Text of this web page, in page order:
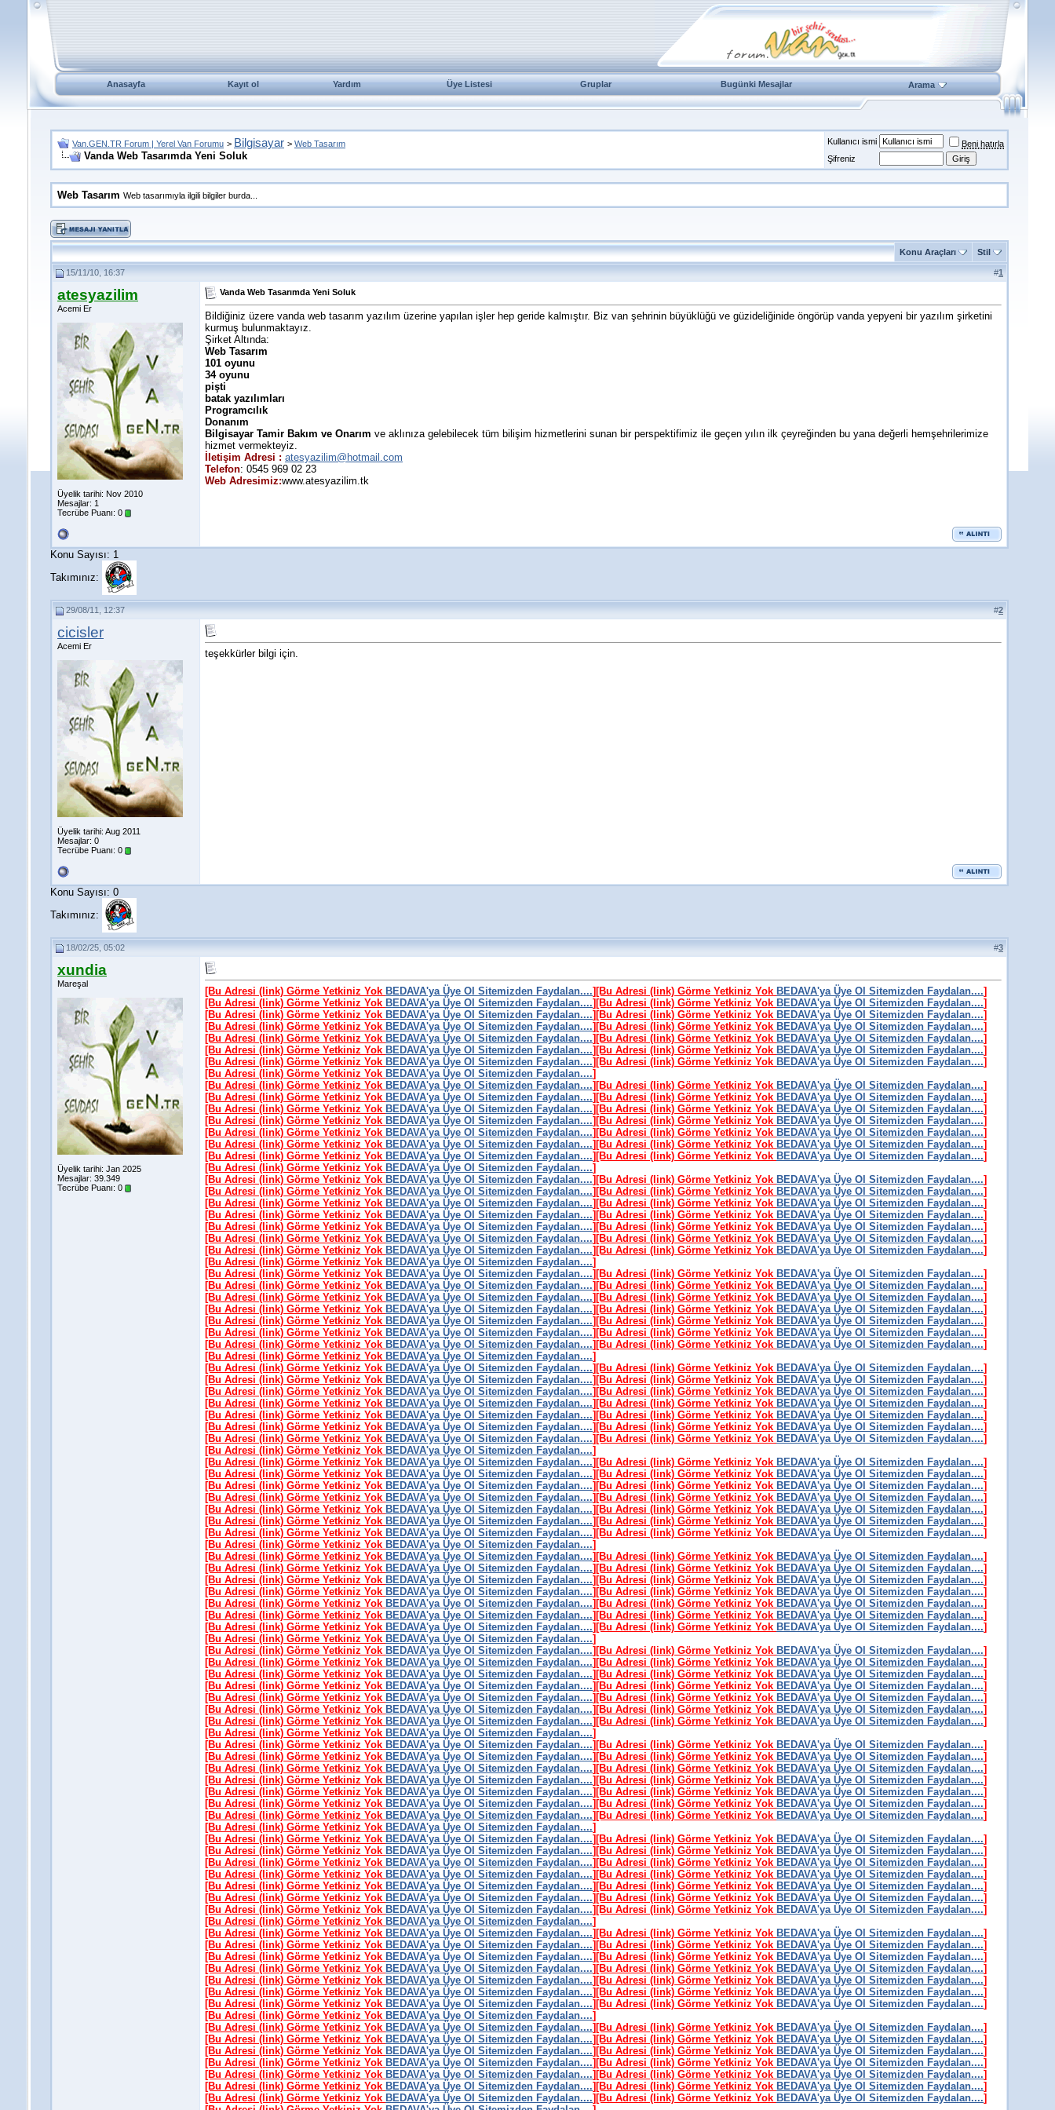
Anasayfa Kayıt ol Yardım Üye Listesi Gruplar Bugünki Mesajlar Arama
Van.GEN.TR Forum | Yerel Van Forumu > Bilgisayar > Web Tasarım
Vanda Web Tasarımda Yeni Soluk
Kullanıcı ismi
Beni hatırla
Şifreniz
Web Tasarım Web tasarımıyla ilgili bilgiler burda...
Konu Araçları Stil
15/11/10, 16:37 #1
atesyazilim
Acemi Er
Üyelik tarihi: Nov 2010
Mesajlar: 1
Tecrübe Puanı: 0
Vanda Web Tasarımda Yeni Soluk
Bildiğiniz üzere vanda web tasarım yazılım üzerine yapılan işler hep geride kalmıştır. Biz van şehrinin büyüklüğü ve güzideliğinide öngörüp vanda yepyeni bir yazılım şirketini
kurmuş bulunmaktayız.
Şirket Altında:
Web Tasarım
101 oyunu
34 oyunu
pişti
batak yazılımları
Programcılık
Donanım
Bilgisayar Tamir Bakım ve Onarım ve aklınıza gelebilecek tüm bilişim hizmetlerini sunan bir perspektifimiz ile geçen yılın ilk çeyreğinden bu yana değerli hemşehrilerimize
hizmet vermekteyiz.
İletişim Adresi : atesyazilim@hotmail.com
Telefon: 0545 969 02 23
Web Adresimiz:www.atesyazilim.tk
Konu Sayısı: 1
Takımınız:
29/08/11, 12:37 #2
cicisler
Acemi Er
Üyelik tarihi: Aug 2011
Mesajlar: 0
Tecrübe Puanı: 0
teşekkürler bilgi için.
Konu Sayısı: 0
Takımınız:
18/02/25, 05:02 #3
xundia
Mareşal
Üyelik tarihi: Jan 2025
Mesajlar: 39.349
Tecrübe Puanı: 0
[Bu Adresi (link) Görme Yetkiniz Yok BEDAVA'ya Üye Ol Sitemizden Faydalan....] [Bu Adresi (link) Görme Yetkiniz Yok BEDAVA'ya Üye Ol Sitemizden Faydalan....]
[Bu Adresi (link) Görme Yetkiniz Yok BEDAVA'ya Üye Ol Sitemizden Faydalan....] [Bu Adresi (link) Görme Yetkiniz Yok BEDAVA'ya Üye Ol Sitemizden Faydalan....]
[Bu Adresi (link) Görme Yetkiniz Yok BEDAVA'ya Üye Ol Sitemizden Faydalan....] [Bu Adresi (link) Görme Yetkiniz Yok BEDAVA'ya Üye Ol Sitemizden Faydalan....]
[Bu Adresi (link) Görme Yetkiniz Yok BEDAVA'ya Üye Ol Sitemizden Faydalan....] [Bu Adresi (link) Görme Yetkiniz Yok BEDAVA'ya Üye Ol Sitemizden Faydalan....]
[Bu Adresi (link) Görme Yetkiniz Yok BEDAVA'ya Üye Ol Sitemizden Faydalan....] [Bu Adresi (link) Görme Yetkiniz Yok BEDAVA'ya Üye Ol Sitemizden Faydalan....]
[Bu Adresi (link) Görme Yetkiniz Yok BEDAVA'ya Üye Ol Sitemizden Faydalan....] [Bu Adresi (link) Görme Yetkiniz Yok BEDAVA'ya Üye Ol Sitemizden Faydalan....]
[Bu Adresi (link) Görme Yetkiniz Yok BEDAVA'ya Üye Ol Sitemizden Faydalan....] [Bu Adresi (link) Görme Yetkiniz Yok BEDAVA'ya Üye Ol Sitemizden Faydalan....]
[Bu Adresi (link) Görme Yetkiniz Yok BEDAVA'ya Üye Ol Sitemizden Faydalan....]
[Bu Adresi (link) Görme Yetkiniz Yok BEDAVA'ya Üye Ol Sitemizden Faydalan....] [Bu Adresi (link) Görme Yetkiniz Yok BEDAVA'ya Üye Ol Sitemizden Faydalan....]
[Bu Adresi (link) Görme Yetkiniz Yok BEDAVA'ya Üye Ol Sitemizden Faydalan....] [Bu Adresi (link) Görme Yetkiniz Yok BEDAVA'ya Üye Ol Sitemizden Faydalan....]
[Bu Adresi (link) Görme Yetkiniz Yok BEDAVA'ya Üye Ol Sitemizden Faydalan....] [Bu Adresi (link) Görme Yetkiniz Yok BEDAVA'ya Üye Ol Sitemizden Faydalan....]
[Bu Adresi (link) Görme Yetkiniz Yok BEDAVA'ya Üye Ol Sitemizden Faydalan....] [Bu Adresi (link) Görme Yetkiniz Yok BEDAVA'ya Üye Ol Sitemizden Faydalan....]
[Bu Adresi (link) Görme Yetkiniz Yok BEDAVA'ya Üye Ol Sitemizden Faydalan....] [Bu Adresi (link) Görme Yetkiniz Yok BEDAVA'ya Üye Ol Sitemizden Faydalan....]
[Bu Adresi (link) Görme Yetkiniz Yok BEDAVA'ya Üye Ol Sitemizden Faydalan....] [Bu Adresi (link) Görme Yetkiniz Yok BEDAVA'ya Üye Ol Sitemizden Faydalan....]
[Bu Adresi (link) Görme Yetkiniz Yok BEDAVA'ya Üye Ol Sitemizden Faydalan....] [Bu Adresi (link) Görme Yetkiniz Yok BEDAVA'ya Üye Ol Sitemizden Faydalan....]
[Bu Adresi (link) Görme Yetkiniz Yok BEDAVA'ya Üye Ol Sitemizden Faydalan....]
[Bu Adresi (link) Görme Yetkiniz Yok BEDAVA'ya Üye Ol Sitemizden Faydalan....] [Bu Adresi (link) Görme Yetkiniz Yok BEDAVA'ya Üye Ol Sitemizden Faydalan....]
[Bu Adresi (link) Görme Yetkiniz Yok BEDAVA'ya Üye Ol Sitemizden Faydalan....] [Bu Adresi (link) Görme Yetkiniz Yok BEDAVA'ya Üye Ol Sitemizden Faydalan....]
[Bu Adresi (link) Görme Yetkiniz Yok BEDAVA'ya Üye Ol Sitemizden Faydalan....] [Bu Adresi (link) Görme Yetkiniz Yok BEDAVA'ya Üye Ol Sitemizden Faydalan....]
[Bu Adresi (link) Görme Yetkiniz Yok BEDAVA'ya Üye Ol Sitemizden Faydalan....] [Bu Adresi (link) Görme Yetkiniz Yok BEDAVA'ya Üye Ol Sitemizden Faydalan....]
[Bu Adresi (link) Görme Yetkiniz Yok BEDAVA'ya Üye Ol Sitemizden Faydalan....] [Bu Adresi (link) Görme Yetkiniz Yok BEDAVA'ya Üye Ol Sitemizden Faydalan....]
[Bu Adresi (link) Görme Yetkiniz Yok BEDAVA'ya Üye Ol Sitemizden Faydalan....] [Bu Adresi (link) Görme Yetkiniz Yok BEDAVA'ya Üye Ol Sitemizden Faydalan....]
[Bu Adresi (link) Görme Yetkiniz Yok BEDAVA'ya Üye Ol Sitemizden Faydalan....] [Bu Adresi (link) Görme Yetkiniz Yok BEDAVA'ya Üye Ol Sitemizden Faydalan....]
[Bu Adresi (link) Görme Yetkiniz Yok BEDAVA'ya Üye Ol Sitemizden Faydalan....]
[Bu Adresi (link) Görme Yetkiniz Yok BEDAVA'ya Üye Ol Sitemizden Faydalan....] [Bu Adresi (link) Görme Yetkiniz Yok BEDAVA'ya Üye Ol Sitemizden Faydalan....]
[Bu Adresi (link) Görme Yetkiniz Yok BEDAVA'ya Üye Ol Sitemizden Faydalan....] [Bu Adresi (link) Görme Yetkiniz Yok BEDAVA'ya Üye Ol Sitemizden Faydalan....]
[Bu Adresi (link) Görme Yetkiniz Yok BEDAVA'ya Üye Ol Sitemizden Faydalan....] [Bu Adresi (link) Görme Yetkiniz Yok BEDAVA'ya Üye Ol Sitemizden Faydalan....]
[Bu Adresi (link) Görme Yetkiniz Yok BEDAVA'ya Üye Ol Sitemizden Faydalan....] [Bu Adresi (link) Görme Yetkiniz Yok BEDAVA'ya Üye Ol Sitemizden Faydalan....]
[Bu Adresi (link) Görme Yetkiniz Yok BEDAVA'ya Üye Ol Sitemizden Faydalan....] [Bu Adresi (link) Görme Yetkiniz Yok BEDAVA'ya Üye Ol Sitemizden Faydalan....]
[Bu Adresi (link) Görme Yetkiniz Yok BEDAVA'ya Üye Ol Sitemizden Faydalan....] [Bu Adresi (link) Görme Yetkiniz Yok BEDAVA'ya Üye Ol Sitemizden Faydalan....]
[Bu Adresi (link) Görme Yetkiniz Yok BEDAVA'ya Üye Ol Sitemizden Faydalan....] [Bu Adresi (link) Görme Yetkiniz Yok BEDAVA'ya Üye Ol Sitemizden Faydalan....]
[Bu Adresi (link) Görme Yetkiniz Yok BEDAVA'ya Üye Ol Sitemizden Faydalan....]
[Bu Adresi (link) Görme Yetkiniz Yok BEDAVA'ya Üye Ol Sitemizden Faydalan....] [Bu Adresi (link) Görme Yetkiniz Yok BEDAVA'ya Üye Ol Sitemizden Faydalan....]
[Bu Adresi (link) Görme Yetkiniz Yok BEDAVA'ya Üye Ol Sitemizden Faydalan....] [Bu Adresi (link) Görme Yetkiniz Yok BEDAVA'ya Üye Ol Sitemizden Faydalan....]
[Bu Adresi (link) Görme Yetkiniz Yok BEDAVA'ya Üye Ol Sitemizden Faydalan....] [Bu Adresi (link) Görme Yetkiniz Yok BEDAVA'ya Üye Ol Sitemizden Faydalan....]
[Bu Adresi (link) Görme Yetkiniz Yok BEDAVA'ya Üye Ol Sitemizden Faydalan....] [Bu Adresi (link) Görme Yetkiniz Yok BEDAVA'ya Üye Ol Sitemizden Faydalan....]
[Bu Adresi (link) Görme Yetkiniz Yok BEDAVA'ya Üye Ol Sitemizden Faydalan....] [Bu Adresi (link) Görme Yetkiniz Yok BEDAVA'ya Üye Ol Sitemizden Faydalan....]
[Bu Adresi (link) Görme Yetkiniz Yok BEDAVA'ya Üye Ol Sitemizden Faydalan....] [Bu Adresi (link) Görme Yetkiniz Yok BEDAVA'ya Üye Ol Sitemizden Faydalan....]
[Bu Adresi (link) Görme Yetkiniz Yok BEDAVA'ya Üye Ol Sitemizden Faydalan....] [Bu Adresi (link) Görme Yetkiniz Yok BEDAVA'ya Üye Ol Sitemizden Faydalan....]
[Bu Adresi (link) Görme Yetkiniz Yok BEDAVA'ya Üye Ol Sitemizden Faydalan....]
[Bu Adresi (link) Görme Yetkiniz Yok BEDAVA'ya Üye Ol Sitemizden Faydalan....] [Bu Adresi (link) Görme Yetkiniz Yok BEDAVA'ya Üye Ol Sitemizden Faydalan....]
[Bu Adresi (link) Görme Yetkiniz Yok BEDAVA'ya Üye Ol Sitemizden Faydalan....] [Bu Adresi (link) Görme Yetkiniz Yok BEDAVA'ya Üye Ol Sitemizden Faydalan....]
[Bu Adresi (link) Görme Yetkiniz Yok BEDAVA'ya Üye Ol Sitemizden Faydalan....] [Bu Adresi (link) Görme Yetkiniz Yok BEDAVA'ya Üye Ol Sitemizden Faydalan....]
[Bu Adresi (link) Görme Yetkiniz Yok BEDAVA'ya Üye Ol Sitemizden Faydalan....] [Bu Adresi (link) Görme Yetkiniz Yok BEDAVA'ya Üye Ol Sitemizden Faydalan....]
[Bu Adresi (link) Görme Yetkiniz Yok BEDAVA'ya Üye Ol Sitemizden Faydalan....] [Bu Adresi (link) Görme Yetkiniz Yok BEDAVA'ya Üye Ol Sitemizden Faydalan....]
[Bu Adresi (link) Görme Yetkiniz Yok BEDAVA'ya Üye Ol Sitemizden Faydalan....] [Bu Adresi (link) Görme Yetkiniz Yok BEDAVA'ya Üye Ol Sitemizden Faydalan....]
[Bu Adresi (link) Görme Yetkiniz Yok BEDAVA'ya Üye Ol Sitemizden Faydalan....] [Bu Adresi (link) Görme Yetkiniz Yok BEDAVA'ya Üye Ol Sitemizden Faydalan....]
[Bu Adresi (link) Görme Yetkiniz Yok BEDAVA'ya Üye Ol Sitemizden Faydalan....]
[Bu Adresi (link) Görme Yetkiniz Yok BEDAVA'ya Üye Ol Sitemizden Faydalan....] [Bu Adresi (link) Görme Yetkiniz Yok BEDAVA'ya Üye Ol Sitemizden Faydalan....]
[Bu Adresi (link) Görme Yetkiniz Yok BEDAVA'ya Üye Ol Sitemizden Faydalan....] [Bu Adresi (link) Görme Yetkiniz Yok BEDAVA'ya Üye Ol Sitemizden Faydalan....]
[Bu Adresi (link) Görme Yetkiniz Yok BEDAVA'ya Üye Ol Sitemizden Faydalan....] [Bu Adresi (link) Görme Yetkiniz Yok BEDAVA'ya Üye Ol Sitemizden Faydalan....]
[Bu Adresi (link) Görme Yetkiniz Yok BEDAVA'ya Üye Ol Sitemizden Faydalan....] [Bu Adresi (link) Görme Yetkiniz Yok BEDAVA'ya Üye Ol Sitemizden Faydalan....]
[Bu Adresi (link) Görme Yetkiniz Yok BEDAVA'ya Üye Ol Sitemizden Faydalan....] [Bu Adresi (link) Görme Yetkiniz Yok BEDAVA'ya Üye Ol Sitemizden Faydalan....]
[Bu Adresi (link) Görme Yetkiniz Yok BEDAVA'ya Üye Ol Sitemizden Faydalan....] [Bu Adresi (link) Görme Yetkiniz Yok BEDAVA'ya Üye Ol Sitemizden Faydalan....]
[Bu Adresi (link) Görme Yetkiniz Yok BEDAVA'ya Üye Ol Sitemizden Faydalan....] [Bu Adresi (link) Görme Yetkiniz Yok BEDAVA'ya Üye Ol Sitemizden Faydalan....]
[Bu Adresi (link) Görme Yetkiniz Yok BEDAVA'ya Üye Ol Sitemizden Faydalan....]
[Bu Adresi (link) Görme Yetkiniz Yok BEDAVA'ya Üye Ol Sitemizden Faydalan....] [Bu Adresi (link) Görme Yetkiniz Yok BEDAVA'ya Üye Ol Sitemizden Faydalan....]
[Bu Adresi (link) Görme Yetkiniz Yok BEDAVA'ya Üye Ol Sitemizden Faydalan....] [Bu Adresi (link) Görme Yetkiniz Yok BEDAVA'ya Üye Ol Sitemizden Faydalan....]
[Bu Adresi (link) Görme Yetkiniz Yok BEDAVA'ya Üye Ol Sitemizden Faydalan....] [Bu Adresi (link) Görme Yetkiniz Yok BEDAVA'ya Üye Ol Sitemizden Faydalan....]
[Bu Adresi (link) Görme Yetkiniz Yok BEDAVA'ya Üye Ol Sitemizden Faydalan....] [Bu Adresi (link) Görme Yetkiniz Yok BEDAVA'ya Üye Ol Sitemizden Faydalan....]
[Bu Adresi (link) Görme Yetkiniz Yok BEDAVA'ya Üye Ol Sitemizden Faydalan....] [Bu Adresi (link) Görme Yetkiniz Yok BEDAVA'ya Üye Ol Sitemizden Faydalan....]
[Bu Adresi (link) Görme Yetkiniz Yok BEDAVA'ya Üye Ol Sitemizden Faydalan....] [Bu Adresi (link) Görme Yetkiniz Yok BEDAVA'ya Üye Ol Sitemizden Faydalan....]
[Bu Adresi (link) Görme Yetkiniz Yok BEDAVA'ya Üye Ol Sitemizden Faydalan....] [Bu Adresi (link) Görme Yetkiniz Yok BEDAVA'ya Üye Ol Sitemizden Faydalan....]
[Bu Adresi (link) Görme Yetkiniz Yok BEDAVA'ya Üye Ol Sitemizden Faydalan....]
[Bu Adresi (link) Görme Yetkiniz Yok BEDAVA'ya Üye Ol Sitemizden Faydalan....] [Bu Adresi (link) Görme Yetkiniz Yok BEDAVA'ya Üye Ol Sitemizden Faydalan....]
[Bu Adresi (link) Görme Yetkiniz Yok BEDAVA'ya Üye Ol Sitemizden Faydalan....] [Bu Adresi (link) Görme Yetkiniz Yok BEDAVA'ya Üye Ol Sitemizden Faydalan....]
[Bu Adresi (link) Görme Yetkiniz Yok BEDAVA'ya Üye Ol Sitemizden Faydalan....] [Bu Adresi (link) Görme Yetkiniz Yok BEDAVA'ya Üye Ol Sitemizden Faydalan....]
[Bu Adresi (link) Görme Yetkiniz Yok BEDAVA'ya Üye Ol Sitemizden Faydalan....] [Bu Adresi (link) Görme Yetkiniz Yok BEDAVA'ya Üye Ol Sitemizden Faydalan....]
[Bu Adresi (link) Görme Yetkiniz Yok BEDAVA'ya Üye Ol Sitemizden Faydalan....] [Bu Adresi (link) Görme Yetkiniz Yok BEDAVA'ya Üye Ol Sitemizden Faydalan....]
[Bu Adresi (link) Görme Yetkiniz Yok BEDAVA'ya Üye Ol Sitemizden Faydalan....] [Bu Adresi (link) Görme Yetkiniz Yok BEDAVA'ya Üye Ol Sitemizden Faydalan....]
[Bu Adresi (link) Görme Yetkiniz Yok BEDAVA'ya Üye Ol Sitemizden Faydalan....] [Bu Adresi (link) Görme Yetkiniz Yok BEDAVA'ya Üye Ol Sitemizden Faydalan....]
[Bu Adresi (link) Görme Yetkiniz Yok BEDAVA'ya Üye Ol Sitemizden Faydalan....]
[Bu Adresi (link) Görme Yetkiniz Yok BEDAVA'ya Üye Ol Sitemizden Faydalan....] [Bu Adresi (link) Görme Yetkiniz Yok BEDAVA'ya Üye Ol Sitemizden Faydalan....]
[Bu Adresi (link) Görme Yetkiniz Yok BEDAVA'ya Üye Ol Sitemizden Faydalan....] [Bu Adresi (link) Görme Yetkiniz Yok BEDAVA'ya Üye Ol Sitemizden Faydalan....]
[Bu Adresi (link) Görme Yetkiniz Yok BEDAVA'ya Üye Ol Sitemizden Faydalan....] [Bu Adresi (link) Görme Yetkiniz Yok BEDAVA'ya Üye Ol Sitemizden Faydalan....]
[Bu Adresi (link) Görme Yetkiniz Yok BEDAVA'ya Üye Ol Sitemizden Faydalan....] [Bu Adresi (link) Görme Yetkiniz Yok BEDAVA'ya Üye Ol Sitemizden Faydalan....]
[Bu Adresi (link) Görme Yetkiniz Yok BEDAVA'ya Üye Ol Sitemizden Faydalan....] [Bu Adresi (link) Görme Yetkiniz Yok BEDAVA'ya Üye Ol Sitemizden Faydalan....]
[Bu Adresi (link) Görme Yetkiniz Yok BEDAVA'ya Üye Ol Sitemizden Faydalan....] [Bu Adresi (link) Görme Yetkiniz Yok BEDAVA'ya Üye Ol Sitemizden Faydalan....]
[Bu Adresi (link) Görme Yetkiniz Yok BEDAVA'ya Üye Ol Sitemizden Faydalan....] [Bu Adresi (link) Görme Yetkiniz Yok BEDAVA'ya Üye Ol Sitemizden Faydalan....]
[Bu Adresi (link) Görme Yetkiniz Yok BEDAVA'ya Üye Ol Sitemizden Faydalan....]
[Bu Adresi (link) Görme Yetkiniz Yok BEDAVA'ya Üye Ol Sitemizden Faydalan....] [Bu Adresi (link) Görme Yetkiniz Yok BEDAVA'ya Üye Ol Sitemizden Faydalan....]
[Bu Adresi (link) Görme Yetkiniz Yok BEDAVA'ya Üye Ol Sitemizden Faydalan....] [Bu Adresi (link) Görme Yetkiniz Yok BEDAVA'ya Üye Ol Sitemizden Faydalan....]
[Bu Adresi (link) Görme Yetkiniz Yok BEDAVA'ya Üye Ol Sitemizden Faydalan....] [Bu Adresi (link) Görme Yetkiniz Yok BEDAVA'ya Üye Ol Sitemizden Faydalan....]
[Bu Adresi (link) Görme Yetkiniz Yok BEDAVA'ya Üye Ol Sitemizden Faydalan....] [Bu Adresi (link) Görme Yetkiniz Yok BEDAVA'ya Üye Ol Sitemizden Faydalan....]
[Bu Adresi (link) Görme Yetkiniz Yok BEDAVA'ya Üye Ol Sitemizden Faydalan....] [Bu Adresi (link) Görme Yetkiniz Yok BEDAVA'ya Üye Ol Sitemizden Faydalan....]
[Bu Adresi (link) Görme Yetkiniz Yok BEDAVA'ya Üye Ol Sitemizden Faydalan....] [Bu Adresi (link) Görme Yetkiniz Yok BEDAVA'ya Üye Ol Sitemizden Faydalan....]
[Bu Adresi (link) Görme Yetkiniz Yok BEDAVA'ya Üye Ol Sitemizden Faydalan....] [Bu Adresi (link) Görme Yetkiniz Yok BEDAVA'ya Üye Ol Sitemizden Faydalan....]
[Bu Adresi (link) Görme Yetkiniz Yok BEDAVA'ya Üye Ol Sitemizden Faydalan....]
[Bu Adresi (link) Görme Yetkiniz Yok BEDAVA'ya Üye Ol Sitemizden Faydalan....] [Bu Adresi (link) Görme Yetkiniz Yok BEDAVA'ya Üye Ol Sitemizden Faydalan....]
[Bu Adresi (link) Görme Yetkiniz Yok BEDAVA'ya Üye Ol Sitemizden Faydalan....] [Bu Adresi (link) Görme Yetkiniz Yok BEDAVA'ya Üye Ol Sitemizden Faydalan....]
[Bu Adresi (link) Görme Yetkiniz Yok BEDAVA'ya Üye Ol Sitemizden Faydalan....] [Bu Adresi (link) Görme Yetkiniz Yok BEDAVA'ya Üye Ol Sitemizden Faydalan....]
[Bu Adresi (link) Görme Yetkiniz Yok BEDAVA'ya Üye Ol Sitemizden Faydalan....] [Bu Adresi (link) Görme Yetkiniz Yok BEDAVA'ya Üye Ol Sitemizden Faydalan....]
[Bu Adresi (link) Görme Yetkiniz Yok BEDAVA'ya Üye Ol Sitemizden Faydalan....] [Bu Adresi (link) Görme Yetkiniz Yok BEDAVA'ya Üye Ol Sitemizden Faydalan....]
[Bu Adresi (link) Görme Yetkiniz Yok BEDAVA'ya Üye Ol Sitemizden Faydalan....] [Bu Adresi (link) Görme Yetkiniz Yok BEDAVA'ya Üye Ol Sitemizden Faydalan....]
[Bu Adresi (link) Görme Yetkiniz Yok BEDAVA'ya Üye Ol Sitemizden Faydalan....] [Bu Adresi (link) Görme Yetkiniz Yok BEDAVA'ya Üye Ol Sitemizden Faydalan....]